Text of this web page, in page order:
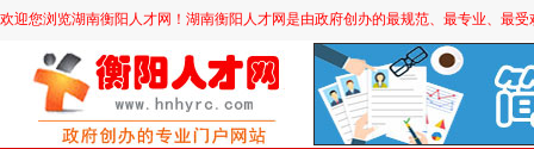
欢迎您浏览湖南衡阳人才网！湖南衡阳人才网是由政府创办的最规范、最专业、最